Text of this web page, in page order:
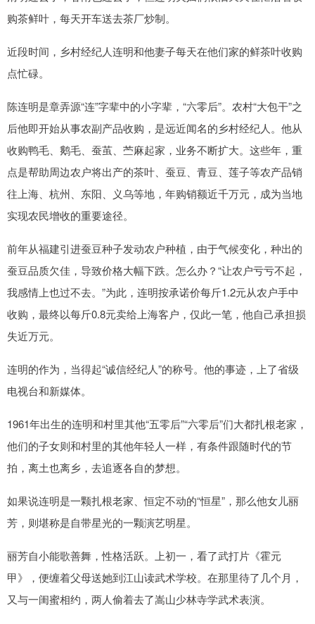
购茶鲜叶，每天开车送去茶厂炒制。
近段时间，乡村经纪人连明和他妻子每天在他们家的鲜茶叶收购
点忙碌。
陈连明是章弄源“连”字辈中的小字辈，“六零后”。农村“大包干”之
后他即开始从事农副产品收购，是远近闻名的乡村经纪人。他从
收购鸭毛、鹅毛、蚕茧、苎麻起家，业务不断扩大。这些年，重
点是帮助周边农户将出产的茶叶、蚕豆、青豆、莲子等农产品销
往上海、杭州、东阳、义乌等地，年购销额近千万元，成为当地
实现农民增收的重要途径。
前年从福建引进蚕豆种子发动农户种植，由于气候变化，种出的
蚕豆品质欠佳，导致价格大幅下跌。怎么办？“让农户亏亏不起，
我感情上也过不去。”为此，连明按承诺价每斤1.2元从农户手中
收购，最终以每斤0.8元卖给上海客户，仅此一笔，他自己承担损
失近万元。
连明的作为，当得起“诚信经纪人”的称号。他的事迹，上了省级
电视台和新媒体。
1961年出生的连明和村里其他“五零后”“六零后”们大都扎根老家，
他们的子女则和村里的其他年轻人一样，有条件跟随时代的节
拍，离土也离乡，去追逐各自的梦想。
如果说连明是一颗扎根老家、恒定不动的“恒星”，那么他女儿丽
芳，则堪称是自带星光的一颗演艺明星。
丽芳自小能歌善舞，性格活跃。上初一，看了武打片《霍元
甲》，便缠着父母送她到江山读武术学校。在那里待了几个月，
又与一闺蜜相约，两人偷着去了嵩山少林寺学武术表演。